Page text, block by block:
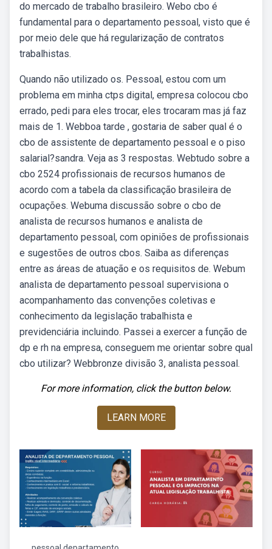
do mercado de trabalho brasileiro. Webo cbo é
fundamental para o departamento pessoal, visto que é
por meio dele que há regularização de contratos
trabalhistas.
Quando não utilizado os. Pessoal, estou com um
problema em minha ctps digital, empresa colocou cbo
errado, pedi para eles trocar, eles trocaram mas já faz
mais de 1. Webboa tarde , gostaria de saber qual é o
cbo de assistente de departamento pessoal e o piso
salarial?sandra. Veja as 3 respostas. Webtudo sobre a
cbo 2524 profissionais de recursos humanos de
acordo com a tabela da classificação brasileira de
ocupações. Webuma discussão sobre o cbo de
analista de recursos humanos e analista de
departamento pessoal, com opiniões de profissionais
e sugestões de outros cbos. Saiba as diferenças
entre as áreas de atuação e os requisitos de. Webum
analista de departamento pessoal supervisiona o
acompanhamento das convenções coletivas e
conhecimento da legislação trabalhista e
previdenciária incluindo. Passei a exercer a função de
dp e rh na empresa, conseguem me orientar sobre qual
cbo utilizar? Webbronze divisão 3, analista pessoal.
For more information, click the button below.
LEARN MORE